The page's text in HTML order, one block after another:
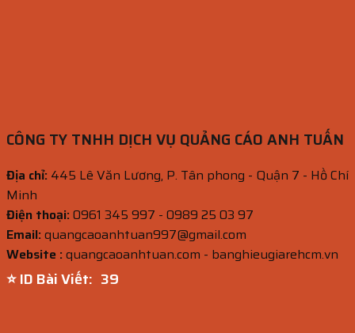
CÔNG TY TNHH DỊCH VỤ QUẢNG CÁO ANH TUẤN
Địa chỉ: 445 Lê Văn Lương, P. Tân phong - Quận 7 - Hồ Chí
Minh
Điện thoại:0961 345 997 - 0989 25 03 97
Email:quangcaoanhtuan997@gmail.com
Website :quangcaoanhtuan.com - banghieugiarehcm.vn
⭐ ID Bài Viết: 38